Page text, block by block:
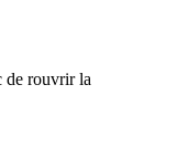
de rouvrir la